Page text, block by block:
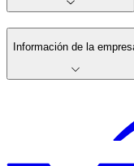
Información de la